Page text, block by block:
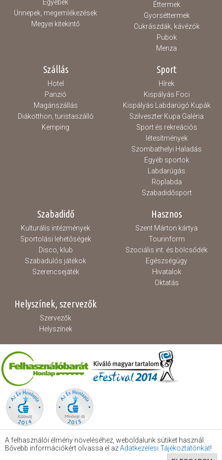
Egyebek
Ünnepek, megemlékezések
Megyei kitekintő
Éttermek
Gyorséttermek
Cukrászdák, kávézók
Pubok
Menza
Szállás
Hotel
Panzió
Magánszállás
Diákotthon, turistaszálló
Kemping
Sport
Hírek
Kispályás Foci
Kispályás Labdarúgó Kupák
Szilveszter Kupa Galéria
Sport és rekreációs
létesítmények
Szombathelyi Haladás
Egyéb sportok
Labdarúgás
Röplabda
Szabadidősport
Szabadidő
Kulturális intézmények
Sportolási lehetőségek
Disco, klub
Szabadulós játékok
Szerencsejáték
Hasznos
Szent Márton kártya
Tourinform
Szociális int. és bölcsődék
Egészségügy
Hivatalok
Oktatás
Helyszínek, szervezők
Szervezők
Helyszínek
A felhasználói élmény növeléséhez, weboldalunk sütiket használ.
Bővebb információkért olvassa el azAdatkezelesi Tájékoztatónkat!